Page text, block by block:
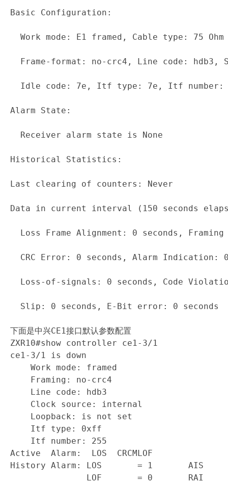
Basic Configuration:
Work mode: E1 framed, Cable type: 75 Ohm
Frame-format: no-crc4, Line code: hdb3,
Idle code: 7e, Itf type: 7e, Itf
Alarm State:
  Receiver alarm state is None
Historical Statistics:
Last clearing of counters: Never
Data in current interval (150 seconds
Loss Frame Alignment: 0 seconds, Framing
CRC Error: 0 seconds, Alarm Indication:
Loss-of-signals: 0 seconds, Code
  Slip: 0 seconds, E-Bit error: 0 seconds
下面是中兴CE1接口默认参数配置
ZXR10#show controller ce1-3/1
ce1-3/1 is down
    Work mode: framed
    Framing: no-crc4
    Line code: hdb3
    Clock source: internal
    Loopback: is not set
    Itf type: 0xff
    Itf number: 255
Active  Alarm:  LOS  CRCMLOF
History Alarm: LOS       = 1       AIS
LOF       = 0       RAI